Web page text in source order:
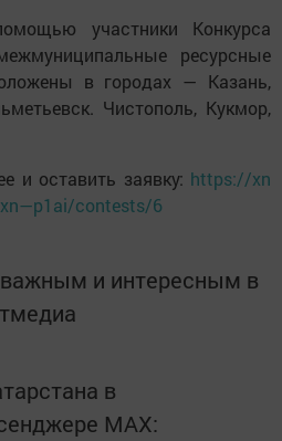
участники Конкурса
ресурсные
в городах — Казань,
Чистополь, Кукмор,
и оставить заявку: https://xn
contests/6
и интересным в
в
MАХ: